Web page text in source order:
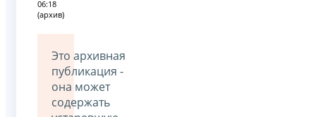
06:18
(архив)
Это архивная
публикация -
она может
содержать